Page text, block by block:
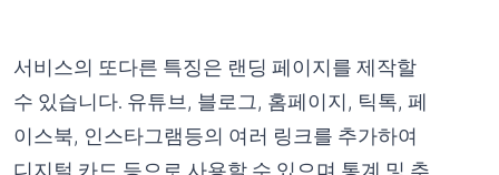
서비스의 또다른 특징은 랜딩 페이지를 제작할
수 있습니다. 유튜브, 블로그, 홈페이지, 틱톡, 페
이스북, 인스타그램등의 여러 링크를 추가하여
디지털 카드 등으로 사용할 수 있으며 통계 및 추